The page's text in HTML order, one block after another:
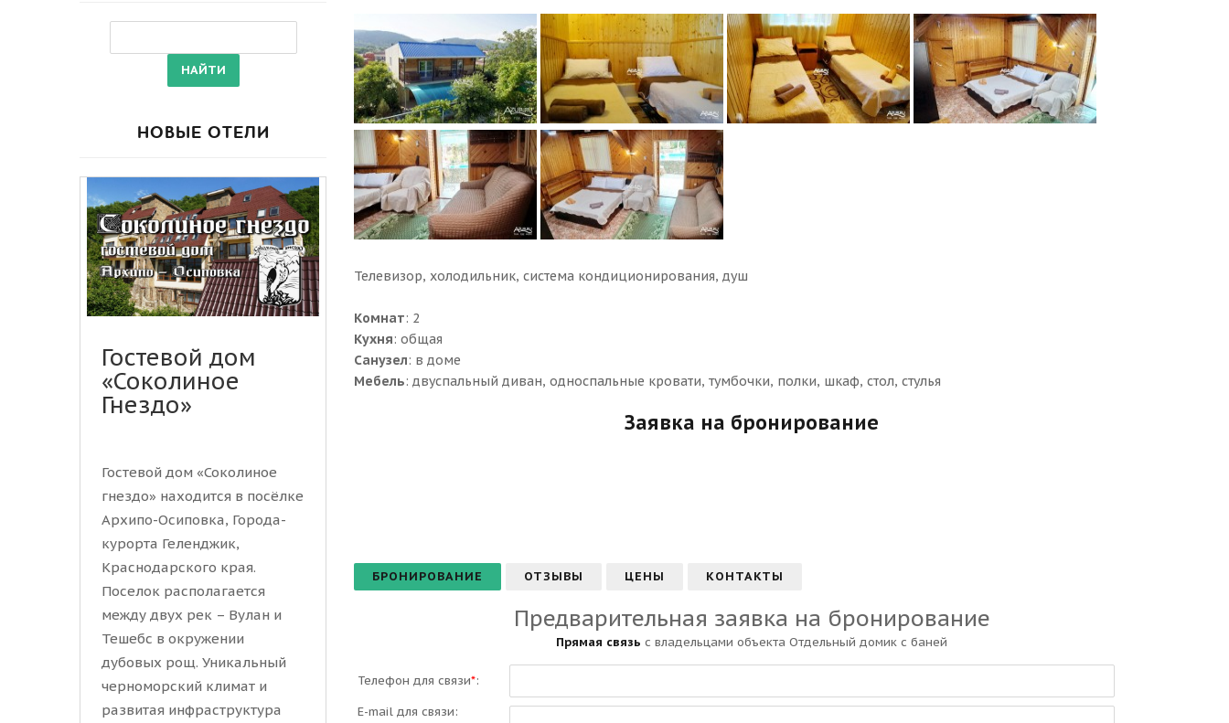
Телевизор, холодильник, система кондиционирования, душ
Комнат: 2
Кухня: общая
Санузел: в доме
Мебель: двуспальный диван, односпальные кровати, тумбочки, полки, шкаф, стол, стулья
Заявка на бронирование
БРОНИРОВАНИЕ ОТЗЫВЫ ЦЕНЫ КОНТАКТЫ
Предварительная заявка на бронирование
Прямая связь с владельцами объекта Отдельный домик с баней
Телефон для связи*:
E-mail для связи:
НОВЫЕ ОТЕЛИ
Гостевой дом
«Соколиное
Гнездо»
Гостевой дом «Соколиное
гнездо» находится в посёлке
Архипо-Осиповка, Города-
курорта Геленджик,
Краснодарского края.
Поселок располагается
между двух рек – Вулан и
Тешебс в окружении
дубовых рощ. Уникальный
черноморский климат и
развитая инфраструктура